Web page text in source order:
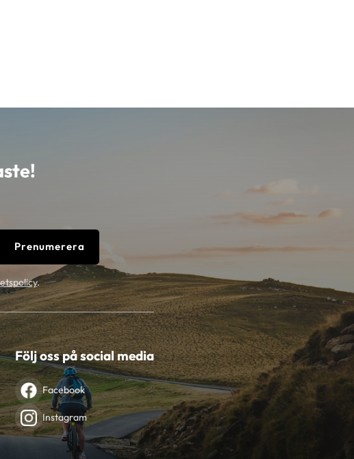
Prenumerera
.
Följ oss på social media
Facebook
Instagram